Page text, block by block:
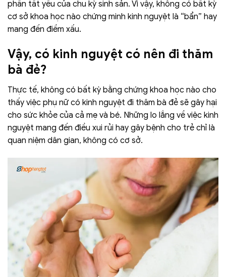
phần tất yếu của chu kỳ sinh sản. Vì vậy, không có bất kỳ
cơ sở khoa học nào chứng minh kinh nguyệt là “bẩn” hay
mang đến điềm xấu.
Vậy, có kinh nguyệt có nên đi thăm
bà đẻ?
Thực tế, không có bất kỳ bằng chứng khoa học nào cho
thấy việc phụ nữ có kinh nguyệt đi thăm bà đẻ sẽ gây hại
cho sức khỏe của cả mẹ và bé. Những lo lắng về việc kinh
nguyệt mang đến điều xui rủi hay gây bệnh cho trẻ chỉ là
quan niệm dân gian, không có cơ sở.